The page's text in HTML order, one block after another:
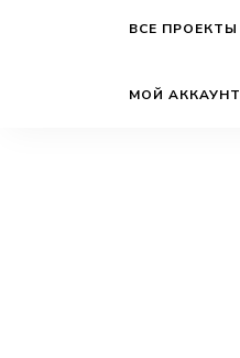
ВСЕ ПРОЕКТЫ
МОЙ АККАУНТ